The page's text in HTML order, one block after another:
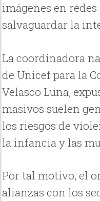
imágenes en
salvaguardar la
La coordinadora
de Unicef para la
Velasco Luna,
masivos suelen
los riesgos de
la infancia y las
Por tal motivo, el
alianzas con los